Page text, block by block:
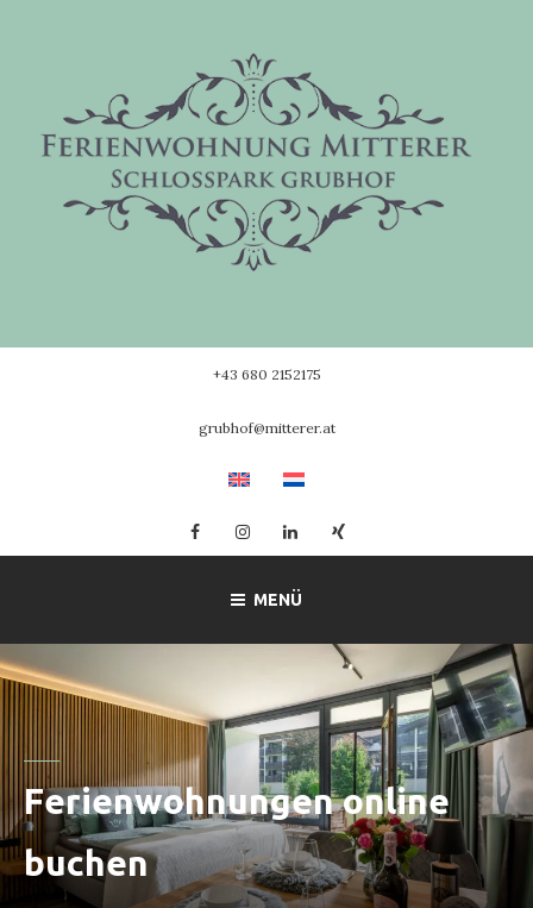
+43 680 2152175
grubhof@mitterer.at
FacebookInstagram
–
Mitterer
Linkedin
MENÜ
Ferienwohnungen online
buchen